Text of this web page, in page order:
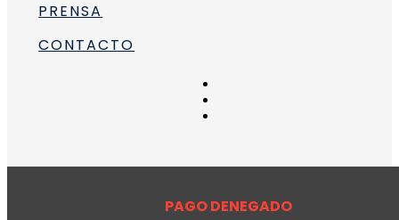
PRENSA
CONTACTO
PAGO DENEGADO
convulsiones